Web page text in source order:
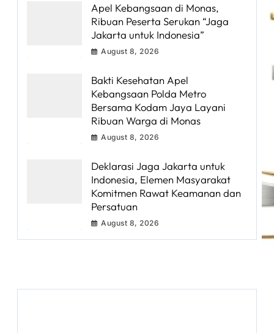
Apel Kebangsaan di Monas,
Ribuan Peserta Serukan “Jaga
Jakarta untuk Indonesia”
August 8, 2026
Bakti Kesehatan Apel
Kebangsaan Polda Metro
Bersama Kodam Jaya Layani
Ribuan Warga di Monas
August 8, 2026
Deklarasi Jaga Jakarta untuk
Indonesia, Elemen Masyarakat
Komitmen Rawat Keamanan dan
Persatuan
August 8, 2026